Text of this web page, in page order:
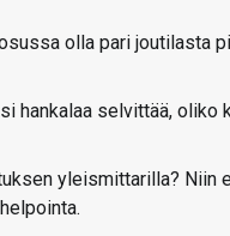
olla pari joutilasta
hankalaa selvittää, oliko
yleismittarilla? Niin